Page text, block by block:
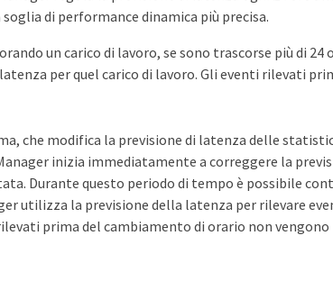
di performance dinamica più precisa.
un carico di lavoro, se sono trascorse più di
per quel carico di lavoro. Gli eventi rilevati
che modifica la previsione di latenza delle
inizia immediatamente a correggere la
Durante questo periodo di tempo è possibile
utilizza la previsione della latenza per rilevare
prima del cambiamento di orario non